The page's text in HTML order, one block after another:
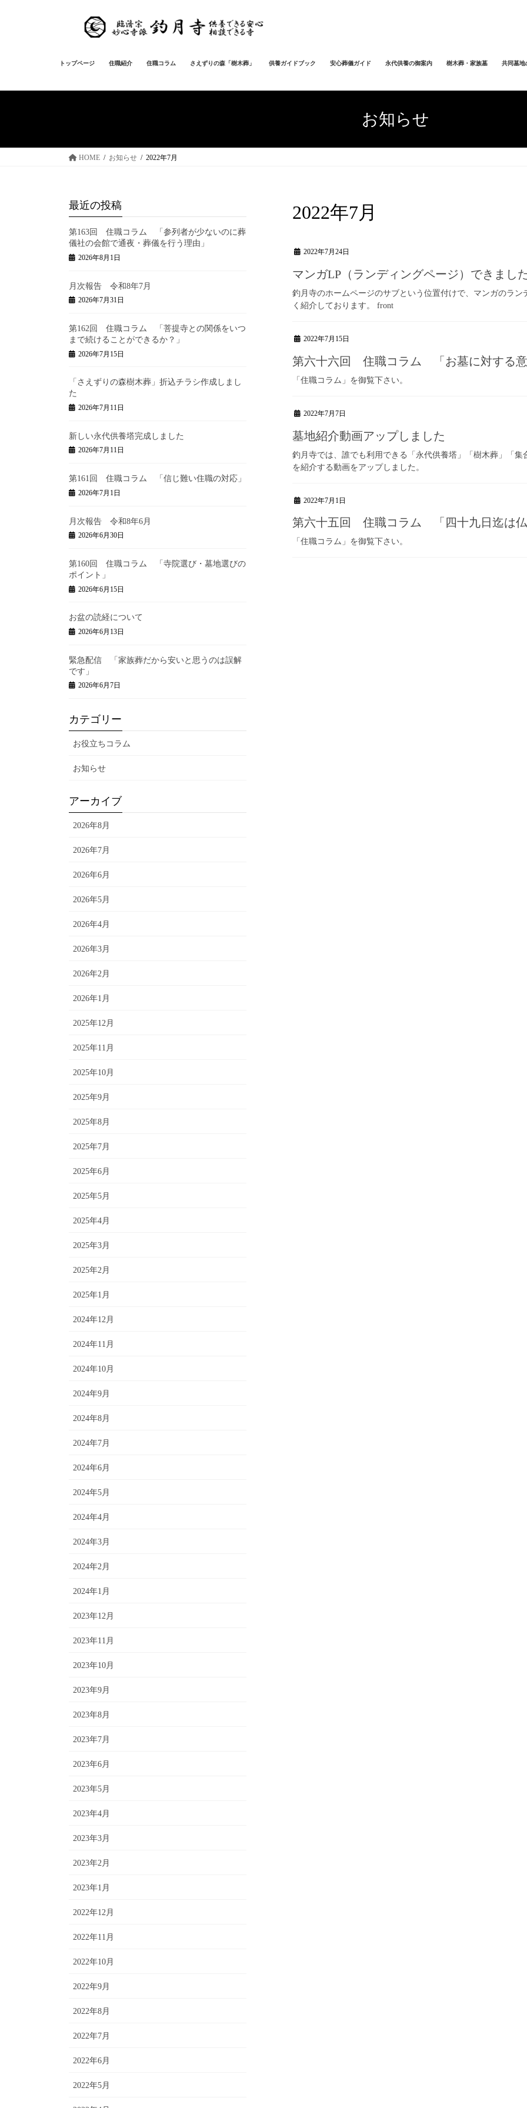
ス
ン
トップページ 住職紹介 住職コラム さえずりの森「樹木葬」 供養ガイドブック 安心葬儀ガイド 永代供養の御案内 樹木葬・家族墓 共同墓地
お知らせ
HOME お知らせ 2022年7月
2022年7月
2022年7月24日
マンガLP（ランディングページ）できまし
釣月寺のホームページのサブという位置付けで、マンガのラ
く紹介しております。 front
2022年7月15日
第六十六回 住職コラム 「お墓に対する
「住職コラム」を御覧下さい。
2022年7月7日
墓地紹介動画アップしました
釣月寺では、誰でも利用できる「永代供養塔」「樹木葬」「
を紹介する動画をアップしました。
2022年7月1日
第六十五回 住職コラム 「四十九日迄は
「住職コラム」を御覧下さい。
最近の投稿
第163回 住職コラム 「参列者が少ないのに葬
儀社の会館で通夜・葬儀を行う理由」
2026年8月1日
月次報告 令和8年7月
2026年7月31日
第162回 住職コラム 「菩提寺との関係をいつ
まで続けることができるか？」
2026年7月15日
「さえずりの森樹木葬」折込チラシ作成しまし
た
2026年7月11日
新しい永代供養塔完成しました
2026年7月11日
第161回 住職コラム 「信じ難い住職の対応」
2026年7月1日
月次報告 令和8年6月
2026年6月30日
第160回 住職コラム 「寺院選び・墓地選びの
ポイント」
2026年6月15日
お盆の読経について
2026年6月13日
緊急配信 「家族葬だから安いと思うのは誤解
です」
2026年6月7日
カテゴリー
お役立ちコラム
お知らせ
アーカイブ
2026年8月
2026年7月
2026年6月
2026年5月
2026年4月
2026年3月
2026年2月
2026年1月
2025年12月
2025年11月
2025年10月
2025年9月
2025年8月
2025年7月
2025年6月
2025年5月
2025年4月
2025年3月
2025年2月
2025年1月
2024年12月
2024年11月
2024年10月
2024年9月
2024年8月
2024年7月
2024年6月
2024年5月
2024年4月
2024年3月
2024年2月
2024年1月
2023年12月
2023年11月
2023年10月
2023年9月
2023年8月
2023年7月
2023年6月
2023年5月
2023年4月
2023年3月
2023年2月
2023年1月
2022年12月
2022年11月
2022年10月
2022年9月
2022年8月
2022年7月
2022年6月
2022年5月